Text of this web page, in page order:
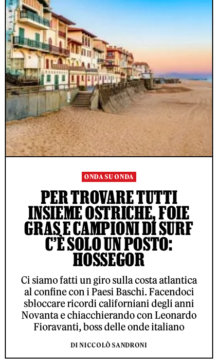
ONDA SU ONDA
PER TROVARE TUTTI
INSIEME OSTRICHE, FOIE
GRAS E CAMPIONI DI SURF
C’È SOLO UN POSTO:
HOSSEGOR
Ci siamo fatti un giro sulla costa atlantica
al confine con i Paesi Baschi. Facendoci
sbloccare ricordi californiani degli anni
Novanta e chiacchierando con Leonardo
Fioravanti, boss delle onde italiano
DI NICCOLÒ SANDRONI